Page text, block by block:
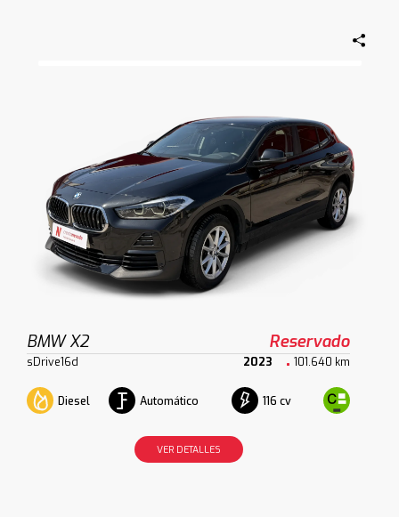
BMW X2 Reservado
sDrive16d 2023 101.640 km
Diesel Automático 116 cv
VER DETALLES